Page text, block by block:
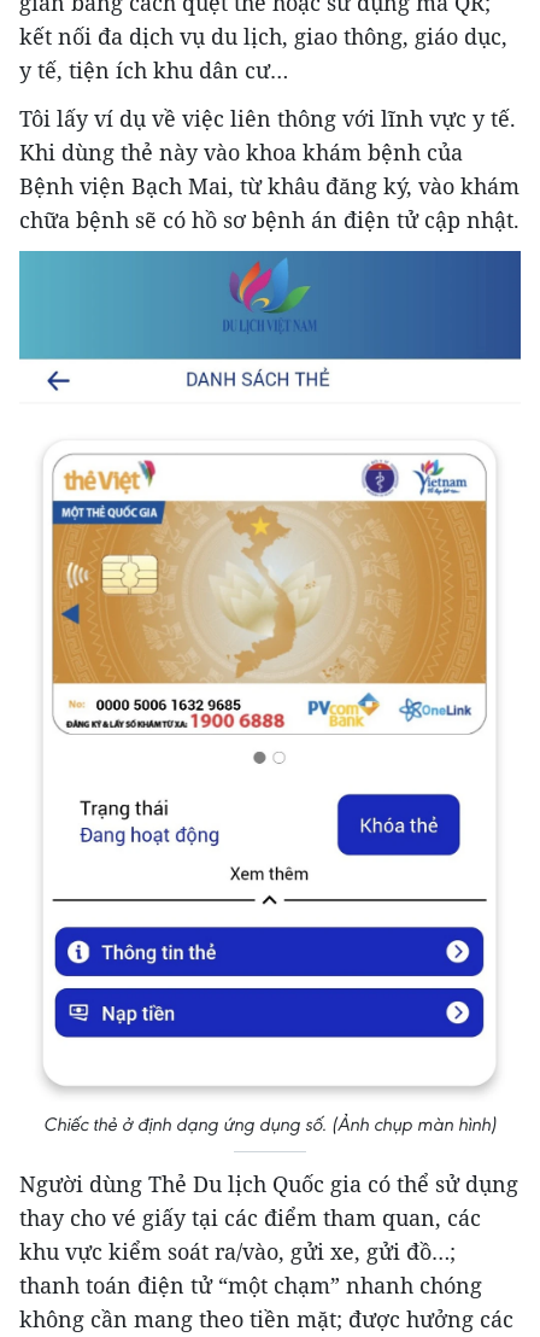
kết nối đa dịch vụ du lịch, giao thông, giáo dục,
y tế, tiện ích khu dân cư…
Tôi lấy ví dụ về việc liên thông với lĩnh vực y tế.
Khi dùng thẻ này vào khoa khám bệnh của
Bệnh viện Bạch Mai, từ khâu đăng ký, vào khám
chữa bệnh sẽ có hồ sơ bệnh án điện tử cập nhật.
Chiếc thẻ ở định dạng ứng dụng số. (Ảnh chụp màn hình)
Người dùng Thẻ Du lịch Quốc gia có thể sử dụng
thay cho vé giấy tại các điểm tham quan, các
khu vực kiểm soát ra/vào, gửi xe, gửi đồ…;
thanh toán điện tử “một chạm” nhanh chóng
không cần mang theo tiền mặt; được hưởng các